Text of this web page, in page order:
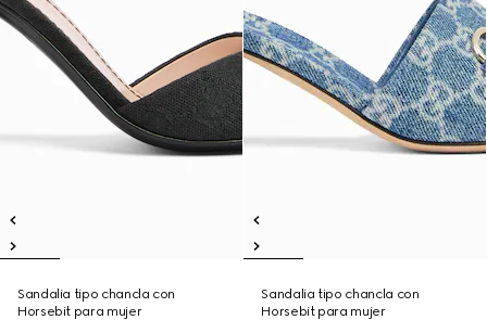
Sandalia tipo chancla con
Horsebit para mujer
Sandalia tipo chancla con
Horsebit para mujer